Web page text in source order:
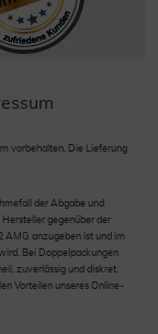
vorbehalten. Die Lieferung
der Abgabe und
gegenüber der
AMG anzugeben ist und im
Bei Doppelpackungen
zuverlässig und diskret.
Vorteilen unseres Online-